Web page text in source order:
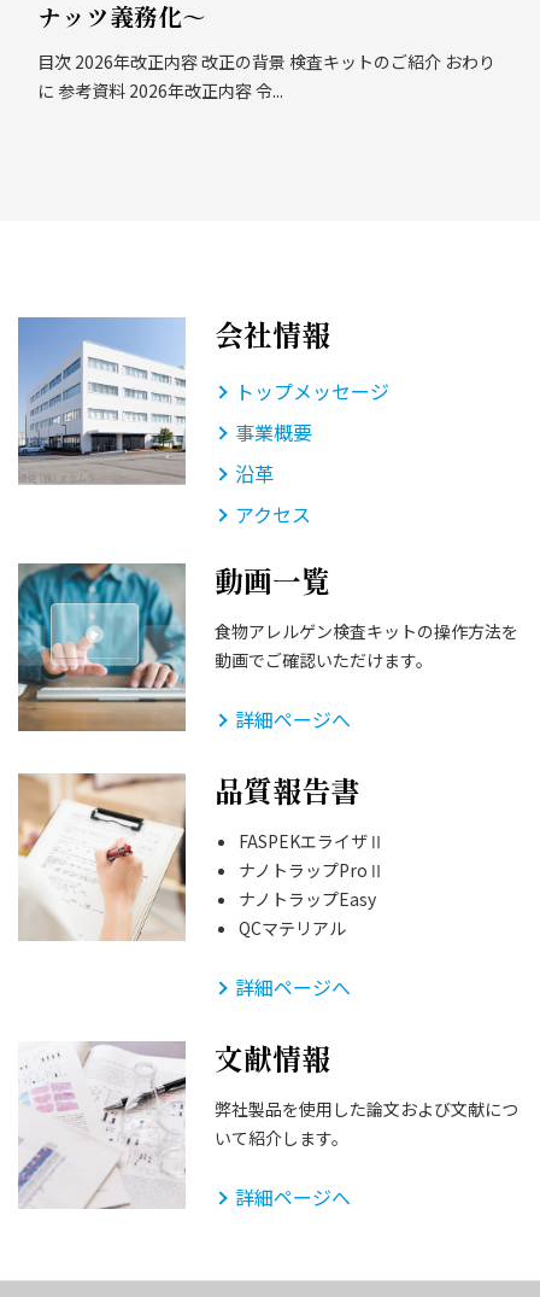
日本工学院八王子専門学校で、食品製造における微生物検査
や衛生管理についての講義・実習を行ってきました...
会社情報
トップメッセージ
事業概要
沿革
アクセス
動画一覧
食物アレルゲン検査キットの操作方法を
動画でご確認いただけます。
詳細ページへ
品質報告書
FASPEKエライザⅡ
ナノトラップProⅡ
ナノトラップEasy
QCマテリアル
詳細ページへ
文献情報
弊社製品を使用した論文および文献につ
いて紹介します。
詳細ページへ